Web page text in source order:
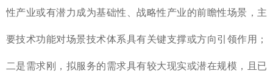
性产业或有潜力成为基础性、战略性产业的前瞻性场景，主
要技术功能对场景技术体系具有关键支撑或方向引领作用；
二是需求刚，拟服务的需求具有较大现实或潜在规模，且已